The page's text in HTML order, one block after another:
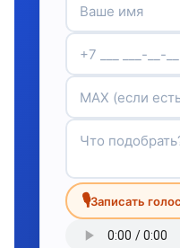
🎙Записать